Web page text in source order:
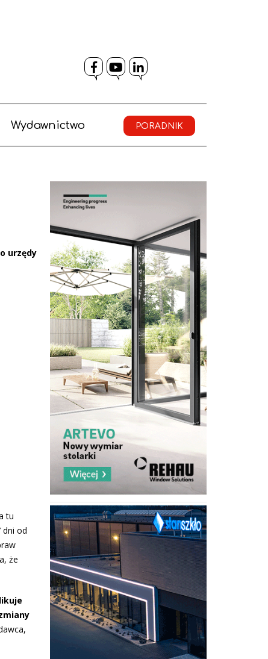
Facebook
YouTube
LinkedIn
Wydawnictwo PORADNIK
urzędy
tu
dni od
że